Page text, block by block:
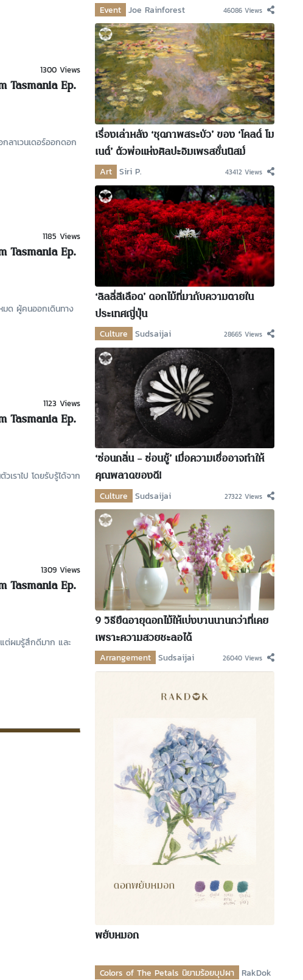
1300 Views
Tasmania Ep.
กลาเวนเดอร์ออกดอก
1185 Views
Tasmania Ep.
มด ผู้คนออกเดินทาง
1123 Views
Tasmania Ep.
ราไป โดยรับรู้ได้จาก
1309 Views
Tasmania Ep.
ต่ผมรู้สึกดีมาก และ
Event Joe Rainforest 46086 Views
เรื่องเล่าหลัง ‘ชุดภาพสระบัว’ ของ ‘โคลด์ โม
เนต์’ ตัวพ่อแห่งศิลปะอิมเพรสชั่นนิสม์
Art Siri P. 43412 Views
‘ลิลลี่สีเลือด’ ดอกไม้ที่มากับความตายใน
ประเทศญี่ปุ่น
Culture Sudsaijai 28665 Views
‘ซ่อนกลิ่น – ซ่อนชู้’ เมื่อความเชื่ออาจทำให้
คุณพลาดของดี!
Culture Sudsaijai 27322 Views
9 วิธียืดอายุดอกไม้ให้เบ่งบานนานกว่าที่เคย
เพราะความสวยชะลอได้
Arrangement Sudsaijai 26040 Views
พยับหมอก
Colors of The Petals นิยามร้อยบุปผา RakDok